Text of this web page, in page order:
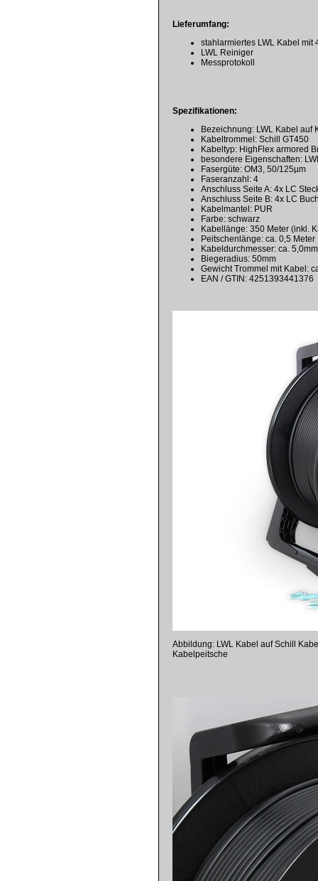
Lieferumfang:
stahlarmiertes LWL Kabel mit
LWL Reiniger
Messprotokoll
Spezifikationen:
Bezeichnung: LWL Kabel auf
Kabeltrommel: Schill GT450
Kabeltyp: HighFlex armored
besondere Eigenschaften:
Fasergüte: OM3, 50/125µm
Faseranzahl: 4
Anschluss Seite A: 4x LC
Anschluss Seite B: 4x LC
Kabelmantel: PUR
Farbe: schwarz
Kabellänge: 350 Meter (inkl.
Peitschenlänge: ca. 0,5 Meter
Kabeldurchmesser: ca. 5,0mm
Biegeradius: 50mm
Gewicht Trommel mit Kabel:
EAN / GTIN: 4251393441376
Abbildung: LWL Kabel auf Schill
Kabelpeitsche